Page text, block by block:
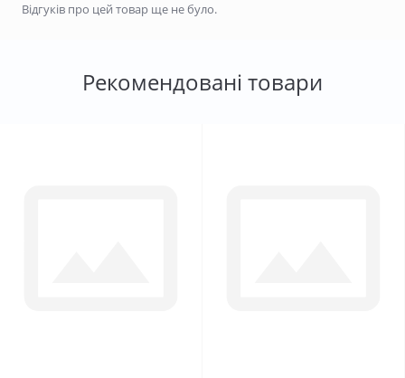
Відгуків про цей товар ще не було.
Рекомендовані товари